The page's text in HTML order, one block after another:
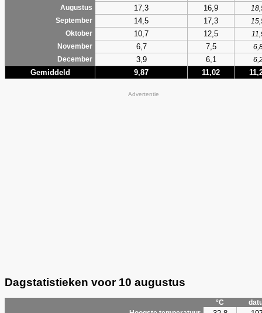
Augustus
17,3 16,9
September
14,5 17,3
Oktober
10,7 12,5
November
6,7 7,5
December
3,9 6,1
Gemiddeld 9,87 11,02
Advertentie
Dagstatistieken voor 10 augustus
°C